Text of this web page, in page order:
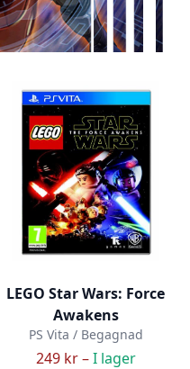
LEGO Star Wars: Force
Awakens
PS Vita / Begagnad
249 kr –I lager